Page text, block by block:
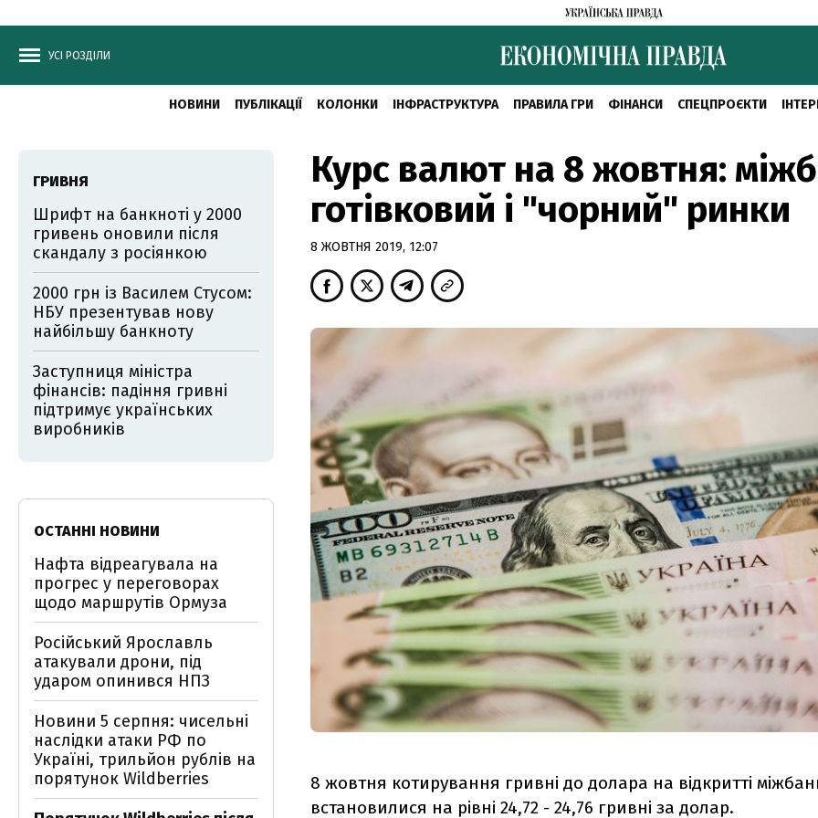
УСІ РОЗДІЛИ
НОВИНИ ПУБЛІКАЦІЇ КОЛОНКИ ІНФРАСТРУКТУРА ПРАВИЛА ГРИ ФІНАНСИ СПЕЦПРОЄКТИ
Курс валют на 8 жовтня:
готівковий і "чорний" ринки
8 ЖОВТНЯ 2019, 12:07
8 жовтня котирування гривні до долара на відкритті
встановилися на рівні 24,72 - 24,76 гривні за долар.
ГРИВНЯ
Шрифт на банкноті у 2000
гривень оновили після
скандалу з росіянкою
2000 грн із Василем Стусом:
НБУ презентував нову
найбільшу банкноту
Заступниця міністра
фінансів: падіння гривні
підтримує українських
виробників
ОСТАННІ НОВИНИ
Нафта відреагувала на
прогрес у переговорах
щодо маршрутів Ормуза
Російський Ярославль
атакували дрони, під
ударом опинився НПЗ
Новини 5 серпня: чисельні
наслідки атаки РФ по
Україні, трильйон рублів на
порятунок Wildberries